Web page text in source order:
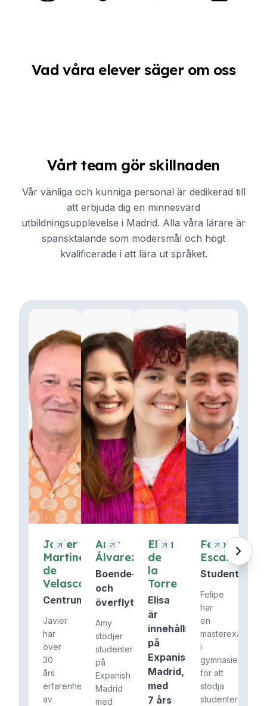
Vad våra elever säger om oss
Vårt team gör skillnaden
Vår vänliga och kunniga personal är dedikerad till
att erbjuda dig en minnesvärd
utbildningsupplevelse i Madrid. Alla våra lärare är
spansktalande som modersmål och högt
kvalificerade i att lära ut språket.
Javier
Martínez
de
Velasco
Centrumdirektör
Javier
har
över
30
års
erfarenhet
av
Amy
Álvarez
Boende-
och
överflyttningskoordinator
Amy
stödjer
studenter
på
Expanish
Madrid
med
Elisa
de
la
Torre
Elisa
är
innehållsskapare
på
Expanish
Madrid,
med
7 års
Felipe
Escanciano
Felipe
har
en
masterexamen
i
för att
stödja
studenterna